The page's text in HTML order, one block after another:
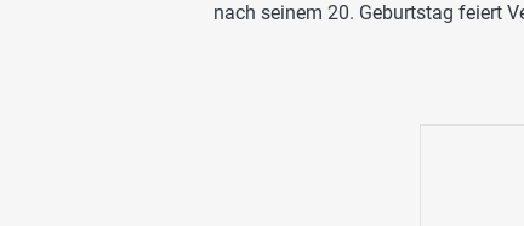
nach seinem 20. Geburtstag feiert